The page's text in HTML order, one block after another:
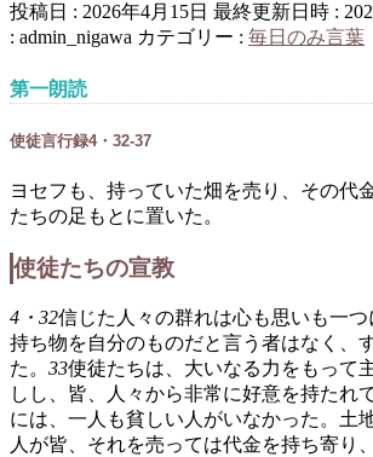
投稿日 : 2026年4月15日 最終更新日時 :
: admin_nigawa カテゴリー : 毎日のみ言葉
第一朗読
使徒言行録4・32-37
ヨセフも、持っていた畑を売り、その代
たちの足もとに置いた。
使徒たちの宣教
4・32信じた人々の群れは心も思いも一
持ち物を自分のものだと言う者はなく、
た。 33使徒たちは、大いなる力をもって
しし、皆、人々から非常に好意を持たれ
には、一人も貧しい人がいなかった。土
人が皆、それを売っては代金を持ち寄り、